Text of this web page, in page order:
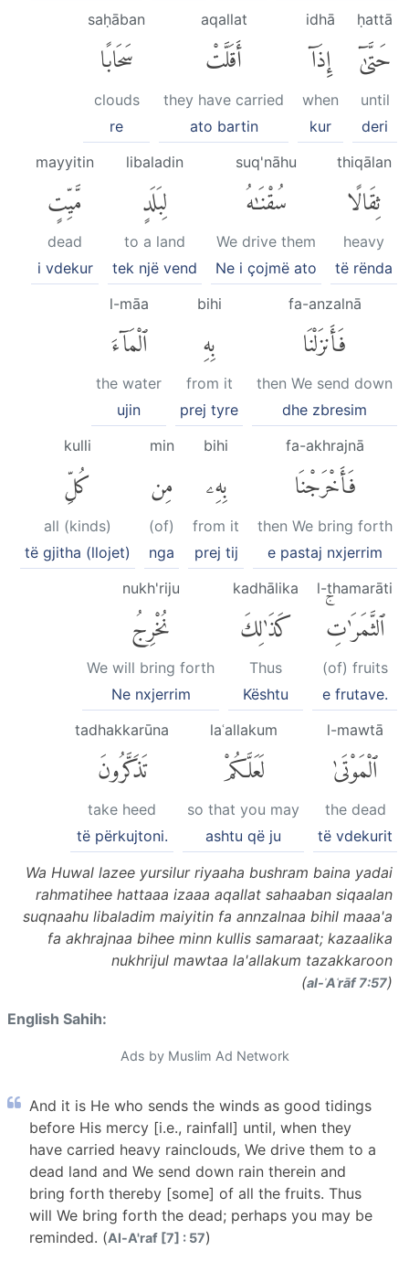
ḥattā
حَتَّىٰٓ
until
deri
idhā
إِذَآ
when
kur
aqallat
أَقَلَّتْ
they have carried
ato bartin
saḥāban
سَحَابًا
clouds
re
thiqālan
ثِقَالًا
heavy
të rënda
suq'nāhu
سُقْنَٰهُ
We drive them
Ne i çojmë ato
libaladin
لِبَلَدٍ
to a land
tek një vend
mayyitin
مَّيِّتٍ
dead
i vdekur
fa-anzalnā
فَأَنزَلْنَا
then We send down
dhe zbresim
bihi
بِهِ
from it
prej tyre
l-māa
ٱلْمَآءَ
the water
ujin
fa-akhrajnā
فَأَخْرَجْنَا
then We bring forth
e pastaj nxjerrim
bihi
بِهِۦ
from it
prej tij
min
مِن
(of)
nga
kulli
كُلِّ
all (kinds)
të gjitha (llojet)
l-thamarāti
ٱلثَّمَرَٰتِۚ
(of) fruits
e frutave.
kadhālika
كَذَٰلِكَ
Thus
Kështu
nukh'riju
نُخْرِجُ
We will bring forth
Ne nxjerrim
l-mawtā
ٱلْمَوْتَىٰ
the dead
të vdekurit
laʿallakum
لَعَلَّكُمْ
so that you may
ashtu që ju
tadhakkarūna
تَذَكَّرُونَ
take heed
të përkujtoni.
Wa Huwal lazee yursilur riyaaha bushram baina yadai
rahmatihee hattaaa izaaa aqallat sahaaban siqaalan
suqnaahu libaladim maiyitin fa annzalnaa bihil maaa'a
fa akhrajnaa bihee minn kullis samaraat; kazaalika
nukhrijul mawtaa la'allakum tazakkaroon
(al-ʾAʿrāf 7:57)
English Sahih:
Ads by Muslim Ad Network
And it is He who sends the winds as good tidings
before His mercy [i.e., rainfall] until, when they
have carried heavy rainclouds, We drive them to a
dead land and We send down rain therein and
bring forth thereby [some] of all the fruits. Thus
will We bring forth the dead; perhaps you may be
reminded. (Al-A'raf [7] : 57)